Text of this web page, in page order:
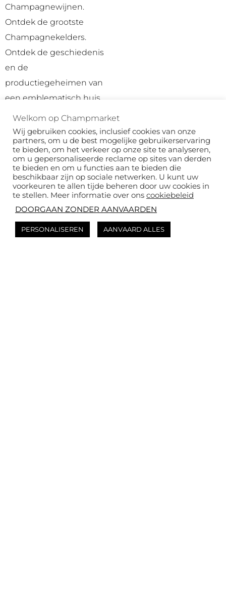
Champagnewijnen.
Ontdek de grootste
Champagnekelders.
Ontdek de geschiedenis
en de
productiegeheimen van
een emblematisch huis
met voorouderlijke
knowhow.
Ontwikkel uw
oenologische
vaardigheden en uw
kennis van de
champagnes van Moët &
Chandon dankzij de
uitleg van een
Welkom op Champmarket
Wij gebruiken cookies, inclusief cookies van onze
partners, om u de best mogelijke gebruikerservaring
te bieden, om het verkeer op onze site te analyseren,
om u gepersonaliseerde reclame op sites van derden
te bieden en om u functies aan te bieden die
beschikbaar zijn op sociale netwerken. U kunt uw
voorkeuren te allen tijde beheren door uw cookies in
te stellen. Meer informatie over ons cookiebeleid
DOORGAAN ZONDER AANVAARDEN
PERSONALISEREN AANVAARD ALLES